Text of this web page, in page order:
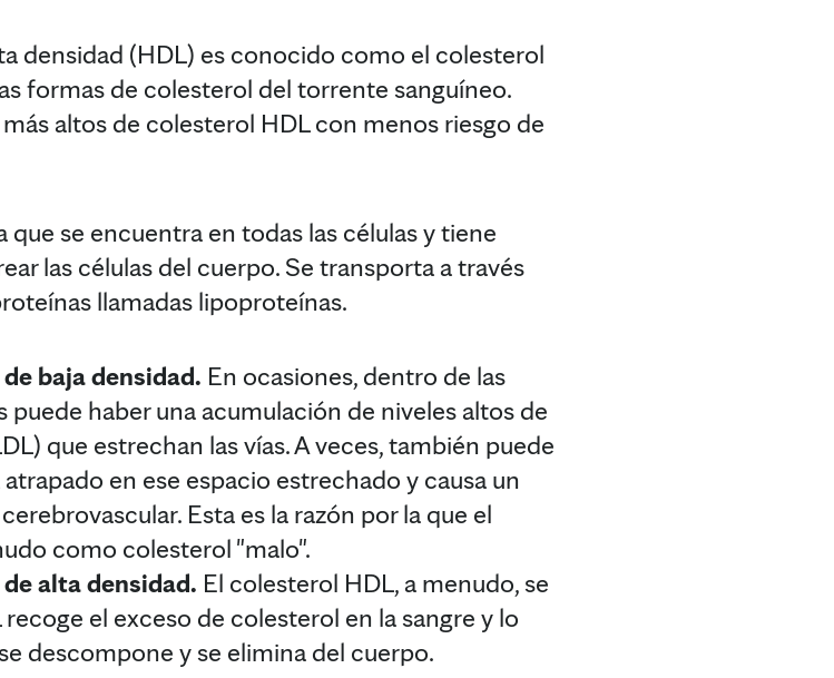
densidad (HDL) es conocido como el colesterol
formas de colesterol del torrente sanguíneo.
altos de colesterol HDL con menos riesgo de
se encuentra en todas las células y tiene
las células del cuerpo. Se transporta a través
llamadas lipoproteínas.
baja densidad. En ocasiones, dentro de las
puede haber una acumulación de niveles altos de
que estrechan las vías. A veces, también puede
en ese espacio estrechado y causa un
Esta es la razón por la que el
como colesterol "malo".
alta densidad. El colesterol HDL, a menudo, se
el exceso de colesterol en la sangre y lo
descompone y se elimina del cuerpo.